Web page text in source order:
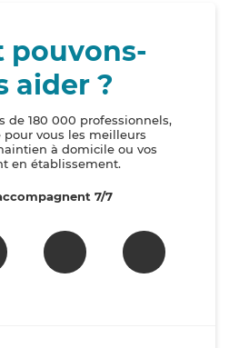
pouvons-
aider ?
de 180 000 professionnels,
pour vous les meilleurs
à domicile ou vos
en établissement.
7/7